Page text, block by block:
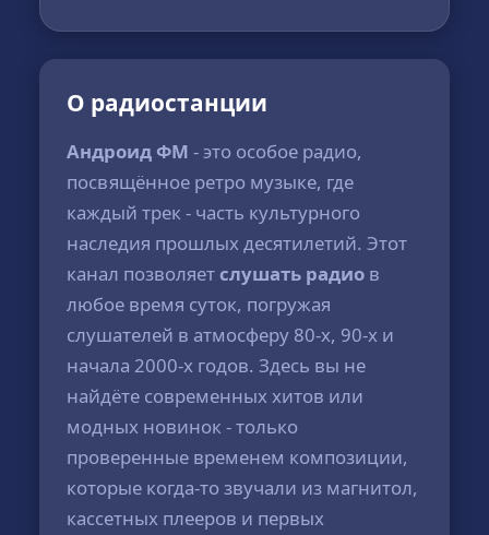
О радиостанции
Андроид ФМ - это особое радио,
посвящённое ретро музыке, где
каждый трек - часть культурного
наследия прошлых десятилетий. Этот
канал позволяет слушать радио в
любое время суток, погружая
слушателей в атмосферу 80-х, 90-х и
начала 2000-х годов. Здесь вы не
найдёте современных хитов или
модных новинок - только
проверенные временем композиции,
которые когда-то звучали из магнитол,
кассетных плееров и первых